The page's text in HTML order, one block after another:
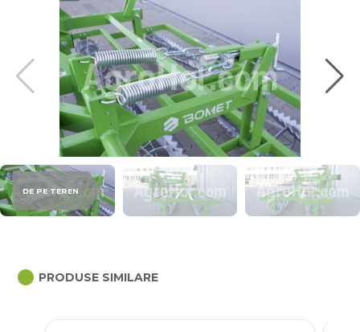
DE PE TEREN
circle PRODUSE SIMILARE